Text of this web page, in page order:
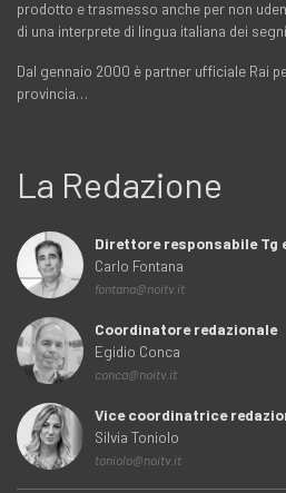
prodotto e trasmesso anche per non
di una interprete di lingua italiana dei
Dal gennaio 2000 è partner ufficiale Rai
provincia…
La Redazione
Direttore responsabile Tg
Carlo Fontana
fontana@noitv.it
Coordinatore redazionale
Egidio Conca
conca@noitv.it
Vice coordinatrice
Silvia Toniolo
toniolo@noitv.it